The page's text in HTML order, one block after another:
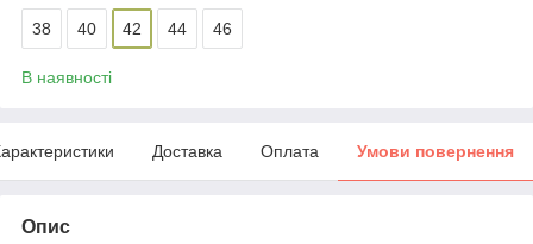
38 40 42 44 46
В наявності
Доставка Оплата Умови повернення
Опис